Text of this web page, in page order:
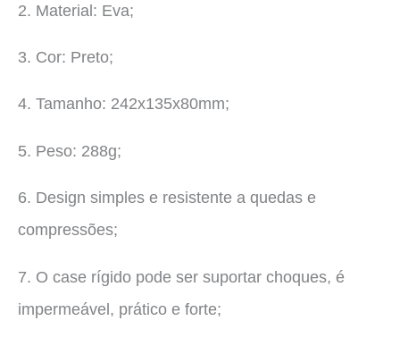
2. Material: Eva;
3. Cor: Preto;
4. Tamanho: 242x135x80mm;
5. Peso: 288g;
6. Design simples e resistente a quedas e
compressões;
7. O case rígido pode ser suportar choques, é
impermeável, prático e forte;